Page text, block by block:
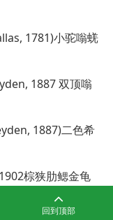
1781)小驼嗡蜣
1887 双顶嗡
1887)二色希
棕狭肋鳃金龟
回到顶部